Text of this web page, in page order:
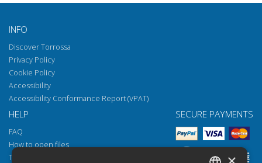
INFO
Discover Torrossa
Privacy Policy
Cookie Policy
Accessibility
Accessibility Conformance Report (VPAT)
HELP
FAQ
How to open files
Torrossa Reader
SECURE PAYMENTS